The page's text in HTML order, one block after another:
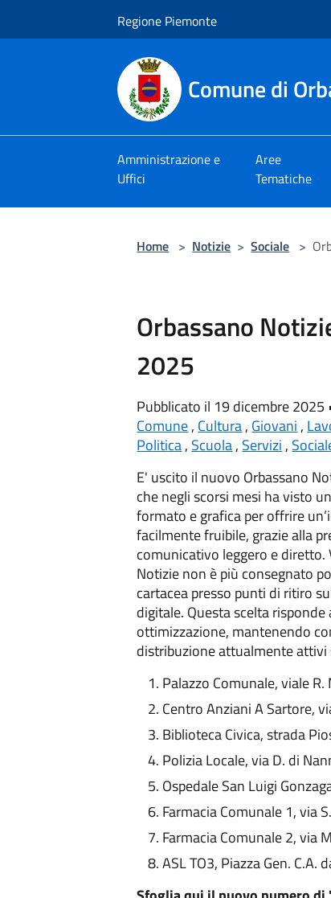
Regione Piemonte
Comune di
Amministrazione e
Uffici
Aree
Tematiche
Home > Notizie > Sociale >
Orbassano
2025
Pubblicato il 19 dicembre 2025
Comune, Cultura, Giovani ,
Politica, Scuola, Servizi ,
E' uscito il nuovo Orbassano
che negli scorsi mesi ha visto
formato e grafica per offrire
facilmente fruibile, grazie alla
comunicativo leggero e
Notizie non è più consegnato
cartacea presso punti di ritiro
digitale. Questa scelta
ottimizzazione, mantenendo
distribuzione attualmente attivi
Palazzo Comunale, viale
Centro Anziani A Sartore,
Biblioteca Civica, strada
Polizia Locale, via D. di
Ospedale San Luigi
Farmacia Comunale 1, via
Farmacia Comunale 2, via
ASL TO3, Piazza Gen. C.A.